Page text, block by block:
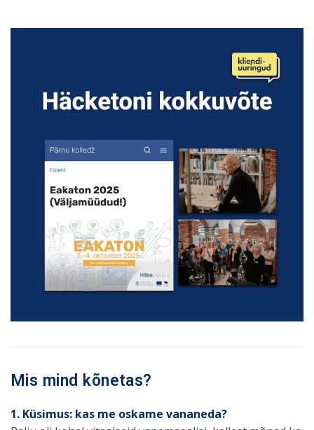
Mis mind kõnetas?
1. Küsimus: kas me oskame vananeda?